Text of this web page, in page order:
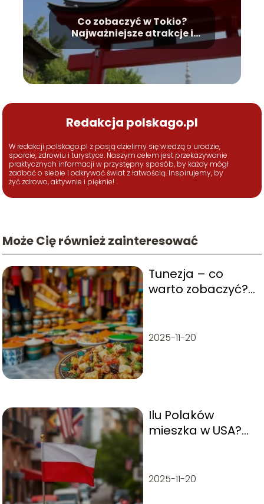
Co zobaczyć w Tokio?
Najważniejsze atrakcje i
zabytki
Redakcja polskago.pl
W redakcji polskago.pl z pasją dzielimy się wiedzą o urodzie,
sporcie, zdrowiu i turystyce. Naszym celem jest przekazywanie
praktycznych informacji w przystępny sposób, by każdy mógł
zadbać o siebie i odkrywać świat z łatwością. Inspirujemy, by
żyć zdrowo, aktywnie i pięknie!
Może Cię również zainteresować
Tunezja – co
warto zobaczyć?
miejscach
2025-11-20
Ilu Polaków
mieszka w USA?
2025-11-20